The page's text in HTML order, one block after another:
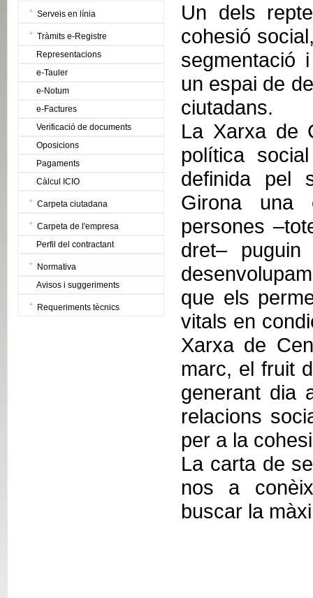
Serveis en línia
Tràmits e-Registre
Representacions
e-Tauler
e-Notum
e-Factures
Verificació de documents
Oposicions
Pagaments
Càlcul ICIO
Carpeta ciutadana
Carpeta de l'empresa
Perfil del contractant
Normativa
Avisos i suggeriments
Requeriments tècnics
Un dels
cohesió
segmentació
un espai de
ciutadans.
La Xarxa de
política
definida pel
Girona una
persones
dret–
que els
vitals en
Xarxa de
marc, el fruit
generant dia
relacions
per a la
La carta de
nos a
buscar la